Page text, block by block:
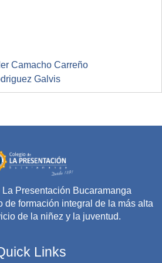
Camacho Carreño
Galvis
Presentación Bucaramanga
de formación integral de la más alta
de la niñez y la juventud.
Links